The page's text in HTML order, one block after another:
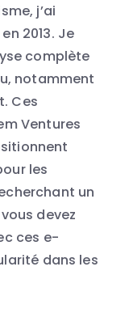
j’ai
2013. Je
complète
notamment
Ces
Ventures
les
un
devez
ces e-
dans les